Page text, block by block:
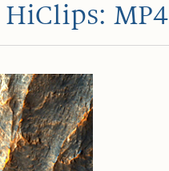
HiClips: MP4